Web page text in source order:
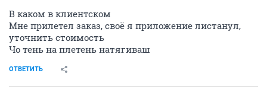
В каком в клиентском
Мне прилетел заказ, своё я приложение листанул,
уточнить стоимость
Чо тень на плетень натягиваш
ОТВЕТИТЬ